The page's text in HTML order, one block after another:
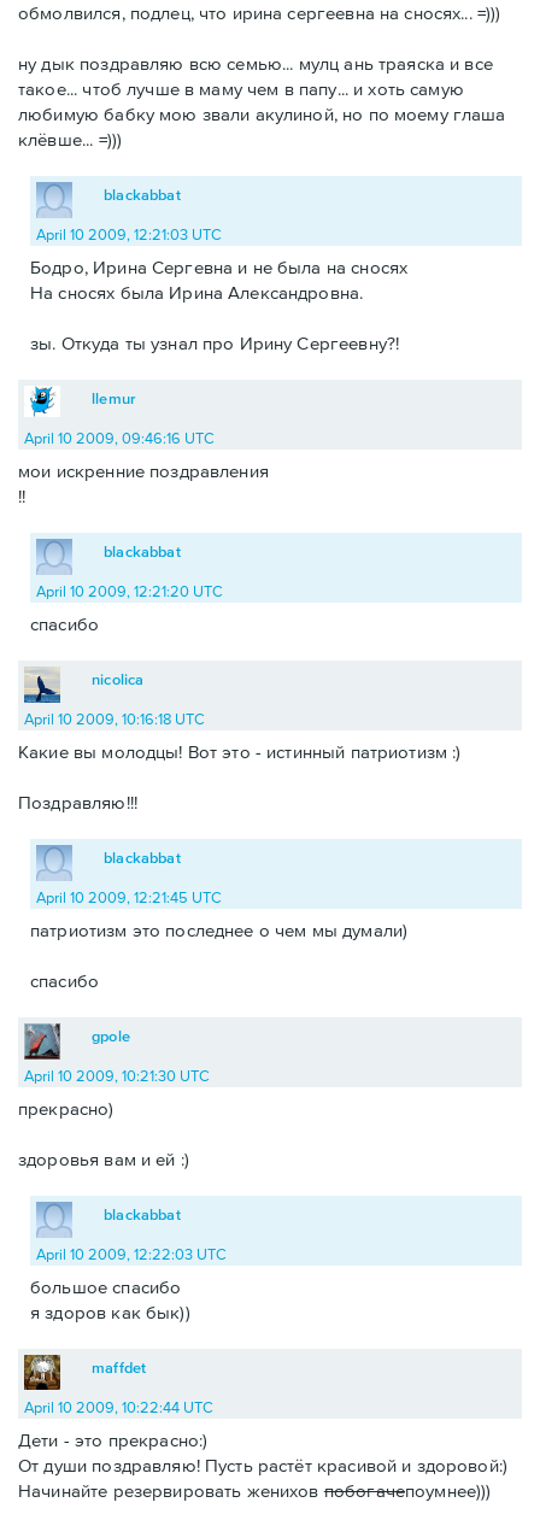
обмолвился, подлец, что ирина сергеевна на сносях... =)))
ну дык поздравляю всю семью... мулц ань траяска и все
такое... чтоб лучше в маму чем в папу... и хоть самую
любимую бабку мою звали акулиной, но по моему глаша
клёвше... =)))
blackabbat
April 10 2009, 12:21:03 UTC
Бодро, Ирина Сергевна и не была на сносях
На сносях была Ирина Александровна.
зы. Откуда ты узнал про Ирину Сергеевну?!
llemur
April 10 2009, 09:46:16 UTC
мои искренние поздравления
!!
blackabbat
April 10 2009, 12:21:20 UTC
спасибо
nicolica
April 10 2009, 10:16:18 UTC
Какие вы молодцы! Вот это - истинный патриотизм :)
Поздравляю!!!
blackabbat
April 10 2009, 12:21:45 UTC
патриотизм это последнее о чем мы думали)
спасибо
gpole
April 10 2009, 10:21:30 UTC
прекрасно)
здоровья вам и ей :)
blackabbat
April 10 2009, 12:22:03 UTC
большое спасибо
я здоров как бык))
maffdet
April 10 2009, 10:22:44 UTC
Дети - это прекрасно:)
От души поздравляю! Пусть растёт красивой и здоровой:)
Начинайте резервировать жениховпобогачепоумнее)))